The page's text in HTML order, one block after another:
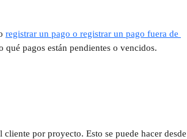
registrar un pago o registrar un pago fuera de
pagos están pendientes o vencidos.
por proyecto. Esto se puede hacer desde